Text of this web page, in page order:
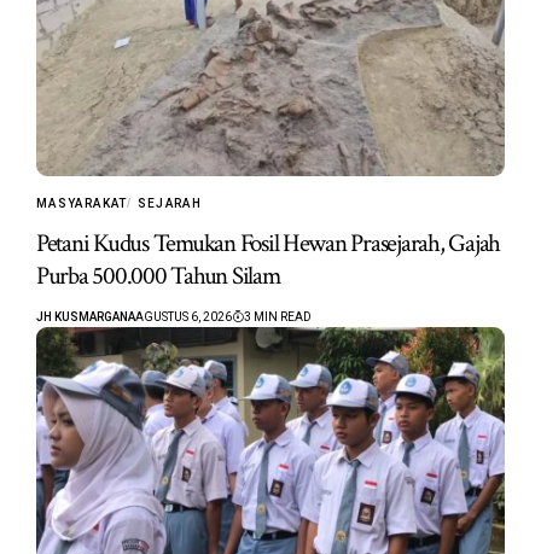
MASYARAKAT SEJARAH
Petani Kudus Temukan Fosil Hewan Prasejarah, Gajah
Purba 500.000 Tahun Silam
JH KUSMARGANAAGUSTUS 6, 2026 3 MIN READ